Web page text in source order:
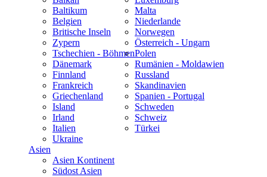
Baltikum
Belgien
Britische Inseln
Zypern
Tschechien - Böhmen
Dänemark
Finnland
Frankreich
Griechenland
Island
Irland
Italien
Malta
Niederlande
Norwegen
Österreich - Ungarn
Polen
Rumänien - Moldawien
Russland
Skandinavien
Spanien - Portugal
Schweden
Schweiz
Türkei
Ukraine
Asien
Asien Kontinent
Südost Asien